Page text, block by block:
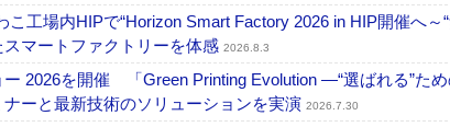
こ工場内HIPで“Horizon Smart Factory 2026 in HIP開催へ
スマートファクトリーを体感 2026.8.3
2026を開催 「Green Printing Evolution ―“選ばれる”ため
ーと最新技術のソリューションを実演 2026.7.30